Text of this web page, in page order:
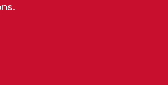
lisez ce que d’autres